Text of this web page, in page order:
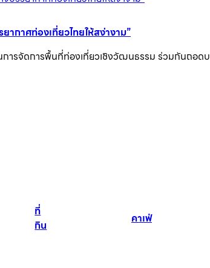
กาศท่องเที่ยวไทยให้สง่างาม”
รจัดการพื้นที่ท่องเที่ยวเชิงวัฒนธรรม ร่วมกันถอด
ที่
กิน
คาเฟ่